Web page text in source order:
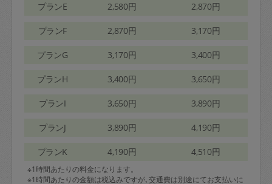
プランE 2,580円 2,870円
プランF 2,870円 3,170円
プランG 3,170円 3,400円
プランH 3,400円 3,650円
プランI 3,650円 3,890円
プランJ 3,890円 4,190円
プランK 4,190円 4,510円
※1時間あたりの料金になります。
※1時間あたりの金額は税込みですが､交通費は別途にてお支払いに